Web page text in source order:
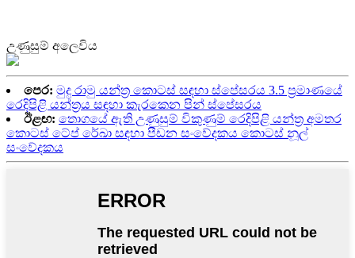
උණුසුම් අලෙවිය
පෙර: මුදු රාමු යන්ත්‍ර කොටස් සඳහා ස්පේසරය 3.5 ප්‍රමාණයේ
රෙදිපිළි යන්ත්‍රය සඳහා කැරකෙන පින් ස්පේසරය
ඊළඟ: තොගයේ ඇති උණුසුම් විකුණුම් රෙදිපිළි යන්ත්‍ර අමතර
කොටස් ටේප් රේඛා සඳහා පීඩන සංවේදකය කොටස් නූල්
සංවේදකය